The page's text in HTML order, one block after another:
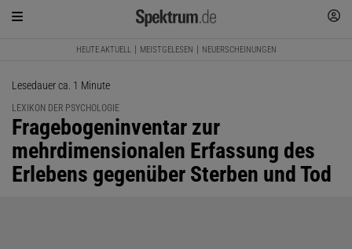
HEUTE AKTUELL MEISTGELESEN NEUERSCHEINUNGEN
Lesedauer ca. 1 Minute
LEXIKON DER PSYCHOLOGIE
:
Fragebogeninventar zur
mehrdimensionalen Erfassung des
Erlebens gegenüber Sterben und Tod